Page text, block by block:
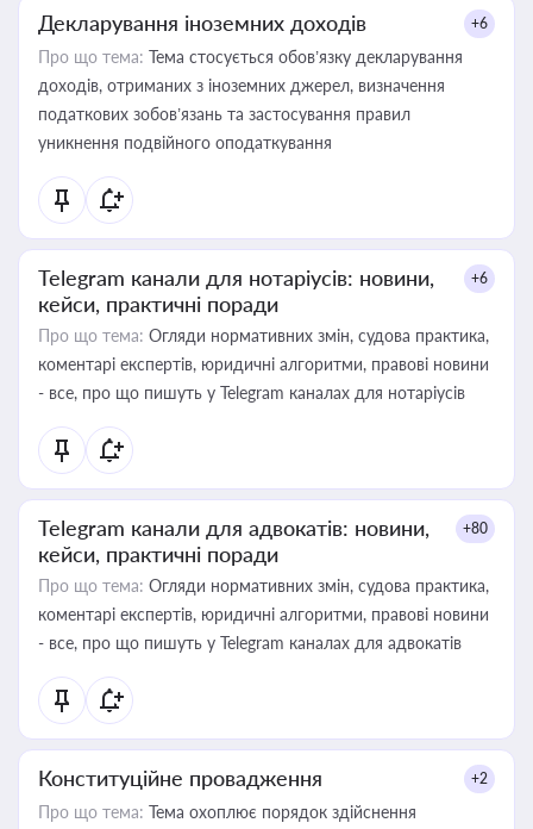
Декларування іноземних доходів +6
Про що тема: Тема стосується обов’язку декларування
доходів, отриманих з іноземних джерел, визначення
податкових зобов’язань та застосування правил
уникнення подвійного оподаткування
Telegram канали для нотаріусів: новини,
кейси, практичні поради
+6
Про що тема: Огляди нормативних змін, судова практика,
коментарі експертів, юридичні алгоритми, правові новини
- все, про що пишуть у Telegram каналах для нотаріусів
Telegram канали для адвокатів: новини,
кейси, практичні поради
+80
Про що тема: Огляди нормативних змін, судова практика,
коментарі експертів, юридичні алгоритми, правові новини
- все, про що пишуть у Telegram каналах для адвокатів
Конституційне провадження +2
Про що тема: Тема охоплює порядок здійснення